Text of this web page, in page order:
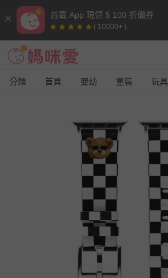
首載 App 現領 $ 100 折價券
( 10000+ )
分類 首頁 嬰幼 童裝 玩具